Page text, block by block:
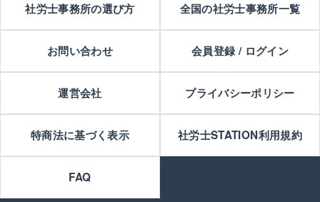
社労士事務所の選び方 全国の社労士事務所一覧
お問い合わせ 会員登録 / ログイン
運営会社 プライバシーポリシー
特商法に基づく表示 社労士STATION利用規約
FAQ